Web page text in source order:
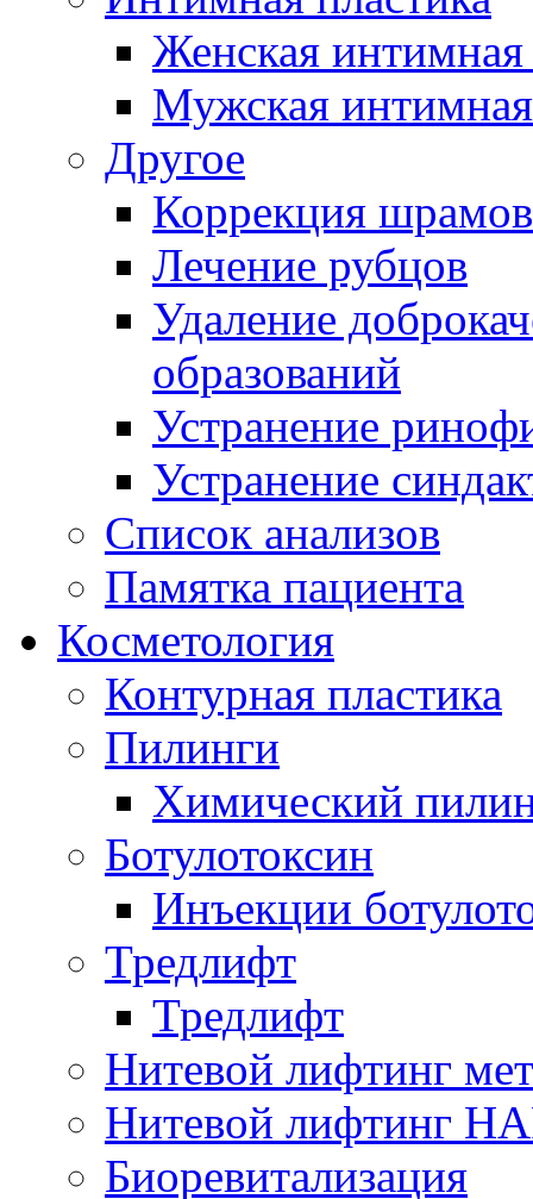
Женская интимная
Мужская
Другое
Коррекция
Лечение рубцов
Удаление
образований
Устранение
Устранение
Список анализов
Памятка пациента
Косметология
Контурная пластика
Пилинги
Химический
Ботулотоксин
Инъекции
Тредлифт
Тредлифт
Нитевой лифтинг
Нитевой лифтинг
Биоревитализация